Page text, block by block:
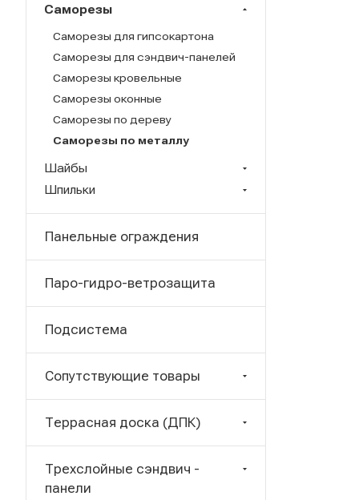
Саморезы
Саморезы для гипсокартона
Саморезы для сэндвич-панелей
Саморезы кровельные
Саморезы оконные
Саморезы по дереву
Саморезы по металлу
Шайбы
Шпильки
Панельные ограждения
Паро-гидро-ветрозащита
Подсистема
Сопутствующие товары
Террасная доска (ДПК)
Трехслойные сэндвич -
панели